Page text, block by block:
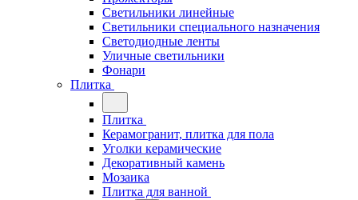
Светильники линейные
Светильники специального назначения
Светодиодные ленты
Уличные светильники
Фонари
Плитка
Плитка
Керамогранит, плитка для пола
Уголки керамические
Декоративный камень
Мозаика
Плитка для ванной